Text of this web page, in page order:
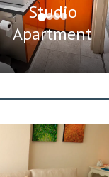
Studio
Apartment